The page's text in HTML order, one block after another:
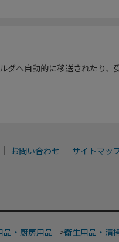
へ自動的に移送されたり、
お問い合わせ サイトマッ
品・厨房用品 >衛生用品・清